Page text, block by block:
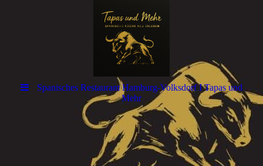
Spanisches Restaurant Hamburg-Volksdorf I Tapas und
Mehr